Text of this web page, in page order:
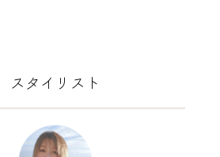
スタイリスト